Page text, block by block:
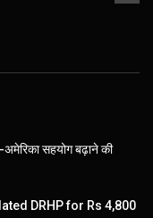
सहयोग बढ़ाने की
DRHP for Rs 4,800